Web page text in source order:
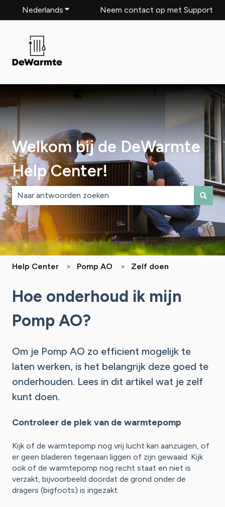
Nederlands Submenu tonen voor vertalingen
Neem contact op met Support
Welkom bij de DeWarmte
Help Center!
Er zijn geen suggesties want het zoekveld is leeg.
Help Center Pomp AO Zelf doen
Hoe onderhoud ik mijn
Pomp AO?
Om je Pomp AO zo efficient mogelijk te
laten werken, is het belangrijk deze goed te
onderhouden. Lees in dit artikel wat je zelf
kunt doen.
Controleer de plek van de warmtepomp
Kijk of de warmtepomp nog vrij lucht kan aanzuigen, of
er geen bladeren tegenaan liggen of zijn gewaaid. Kijk
ook of de warmtepomp nog recht staat en niet is
verzakt, bijvoorbeeld doordat de grond onder de
dragers (bigfoots) is ingezakt.